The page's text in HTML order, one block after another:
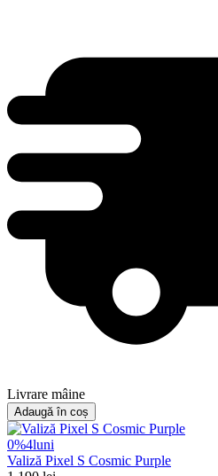
Livrare mâine
Adaugă în coș
0%4luni
Valiză Pixel S Cosmic Purple